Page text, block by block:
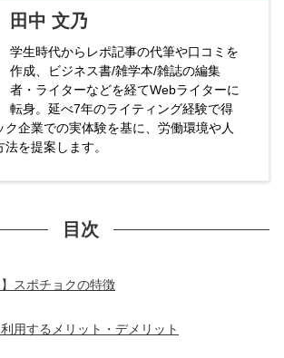
田中 文乃
学生時代からレポ記事の代筆や口コミを
作成、ビジネス書/雑学本/雑誌の編集
者・ライターなどを経てWebライターに
転身。延べ7年のライティング経験で得
ク企業での実体験を基に、労働環境や人
を提案します。
目次
スポチョクの特徴
用するメリット・デメリット